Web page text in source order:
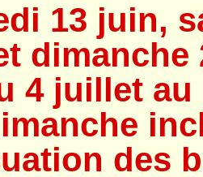
13 juin,
dimanche
4 juillet
des